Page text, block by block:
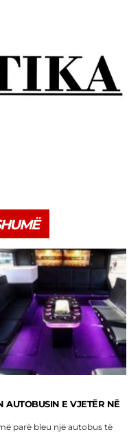
AUTOBUSIN E VJETËR NË
parë bleu një autobus të